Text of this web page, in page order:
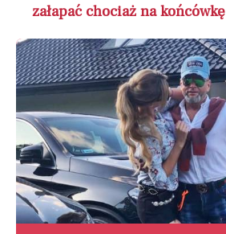
załapać chociaż na końcówkę